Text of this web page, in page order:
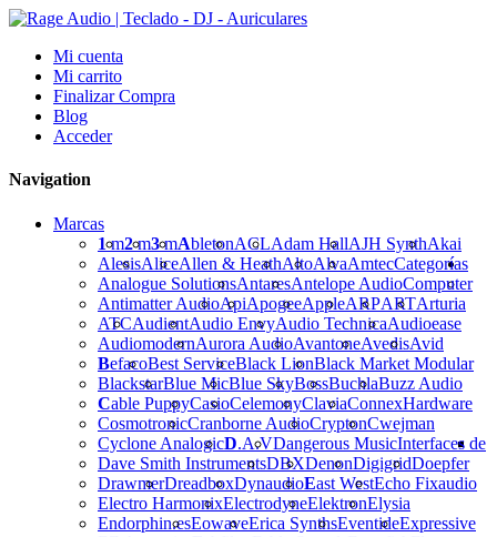
Mi cuenta
Mi carrito
Finalizar Compra
Blog
Acceder
Navigation
Marcas
1m2m3mAbletonACLAdam HallAJH SynthAkai
AlesisAliceAllen & HeathAltoAlvaAmtec
Analogue SolutionsAntaresAntelope Audio
Antimatter AudioApiApogeeAppleARPARTArturia
ATCAudientAudio EnvyAudio TechnicaAudioease
AudiomodernAurora AudioAvantoneAvedisAvid
BefacoBest ServiceBlack LionBlack Market Modular
BlackstarBlue MicBlue SkyBossBuchlaBuzz Audio
Cable PuppyCasioCelemonyClaviaConnex
CosmotronicCranborne AudioCryptonCwejman
Cyclone AnalogicD.A.VDangerous Music
Dave Smith InstrumentsDBXDenonDigigridDoepfer
DrawmerDreadboxDynaudioEast WestEcho Fix
Electro HarmonixElectrodyneElektronElysia
Endorphin.esEowaveErica SynthsEventideExpressive
Categorías
Computer
Hardware
Interfaces de
audio